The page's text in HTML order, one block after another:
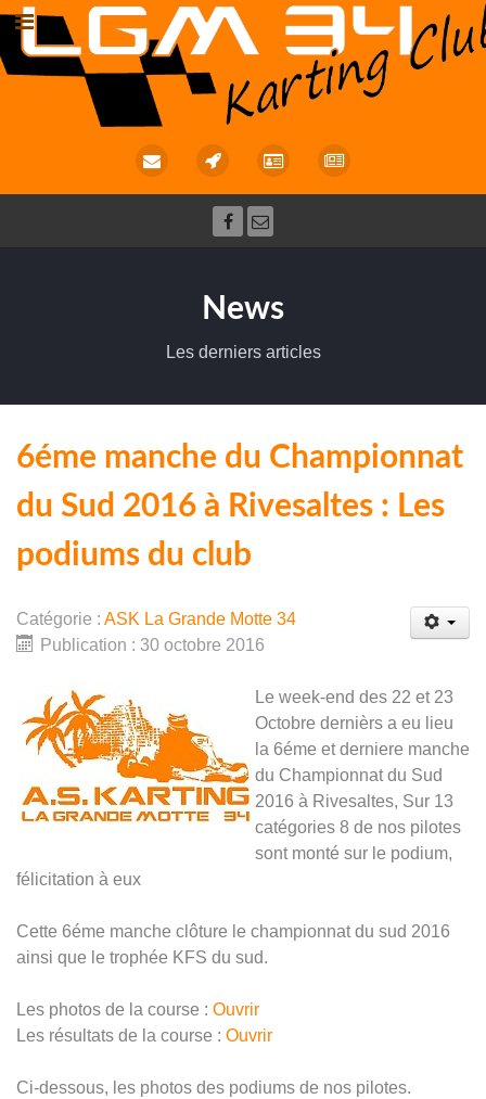
News
Les derniers articles
6éme manche du Championnat
du Sud 2016 à Rivesaltes : Les
podiums du club
Catégorie : ASK La Grande Motte 34
Publication : 30 octobre 2016
Le week-end des 22 et 23
Octobre dernièrs a eu lieu
la 6éme et derniere manche
du Championnat du Sud
2016 à Rivesaltes, Sur 13
catégories 8 de nos pilotes
sont monté sur le podium,
félicitation à eux
Cette 6éme manche clôture le championnat du sud 2016
ainsi que le trophée KFS du sud.
Les photos de la course : Ouvrir
Les résultats de la course : Ouvrir
Ci-dessous, les photos des podiums de nos pilotes.